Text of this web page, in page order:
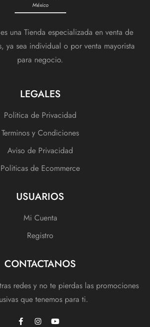
México
una Tienda especializada en venta de
ya sea individual o por venta mayorista
para negocio.
LEGALES
Politica de Privacidad
Terminos y Condiciones
Aviso de Privacidad
Politicas de Ecommerce
USUARIOS
Mi Cuenta
Registro
CONTACTANOS
redes y no te pierdas las promociones
que tenemos para ti.